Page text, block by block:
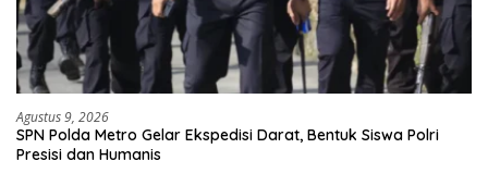
Agustus 9, 2026
SPN Polda Metro Gelar Ekspedisi Darat, Bentuk Siswa Polri
Presisi dan Humanis